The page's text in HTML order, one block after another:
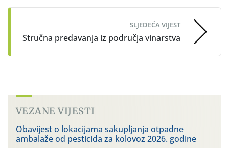
SLJEDEĆA VIJEST
Stručna predavanja iz područja vinarstva
VEZANE VIJESTI
Obavijest o lokacijama sakupljanja otpadne
ambalaže od pesticida za kolovoz 2026. godine